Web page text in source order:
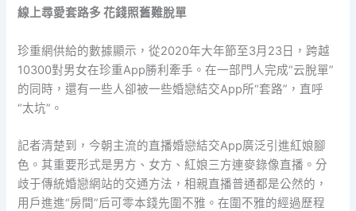
線上尋愛套路多 花錢照舊難脫單
珍重網供給的數據顯示，從2020年大年節至3月23日，跨越
10300對男女在珍重App勝利牽手。在一部門人完成“云脫單”
的同時，還有一些人卻被一些婚戀結交App所“套路”，直呼
“太坑”。
記者清楚到，今朝主流的直播婚戀結交App廣泛引進紅娘腳
色。其重要形式是男方、女方、紅娘三方連麥錄像直播。分
歧于傳統婚戀網站的交通方法，相親直播普通都是公然的，
用戶進進“房間”后可零本錢先圍不雅。在圍不雅的經過歷程